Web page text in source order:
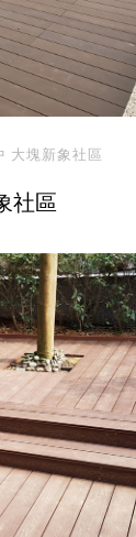
大塊新象社區
社區